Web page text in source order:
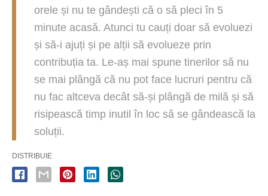
orele și nu te gândești că o să pleci în 5
minute acasă. Atunci tu cauți doar să evoluezi
și să-i ajuți și pe alții să evolueze prin
contribuția ta. Le-aș mai spune tinerilor să nu
se mai plângă că nu pot face lucruri pentru că
nu fac altceva decât să-și plângă de milă și să
risipească timp inutil în loc să se gândească la
soluții.
DISTRIBUIE